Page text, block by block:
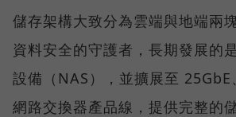
儲存架構大致分為雲端與地端兩
資料安全的守護者，長期發展的
設備（NAS），並擴展至 25GbE
網路交換器產品線，提供完整的